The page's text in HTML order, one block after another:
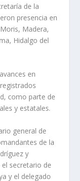
de la
presencia en
Madera,
Hidalgo del
en
como parte de
y estatales.
general de
de la
y
secretario de
y el delegado